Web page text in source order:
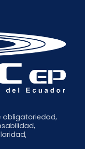
obligatoriedad,